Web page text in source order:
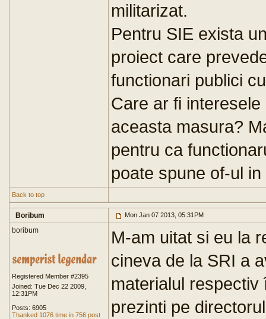
militarizat.
Pentru SIE exista
proiect care
functionari publici
Care ar fi
aceasta masura?
pentru ca
poate spune of-ul
Back to top
Boribum Mon Jan 07 2013, 05:31PM
boribum
Registered Member #2395
Joined: Tue Dec 22 2009,
12:31PM
Posts: 6905
Thanked 1076 time in 756 post
M-am uitat si eu la
cineva de la SRI a
materialul
prezinti pe